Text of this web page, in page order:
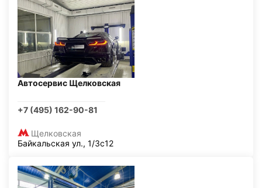
Автосервис Щелковская
+7 (495) 162-90-81
Щелковская
Байкальская ул., 1/3с12